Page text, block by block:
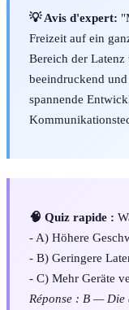
💡 Avis d'expert:
Freizeit auf ein
Bereich der
beeindruckend
spannende
🧠 Quiz rapide :
- A) Höhere
- B) Geringere
- C) Mehr Geräte
Réponse : B — Die